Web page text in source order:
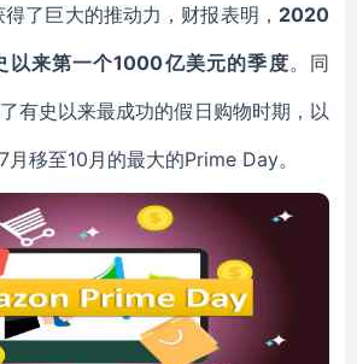
了巨大的推动力，财报表明， 2020
以来第一个1000亿美元的季度。同
有史以来最成功的假日购物时期，以
月移至10月的最大的Prime Day。